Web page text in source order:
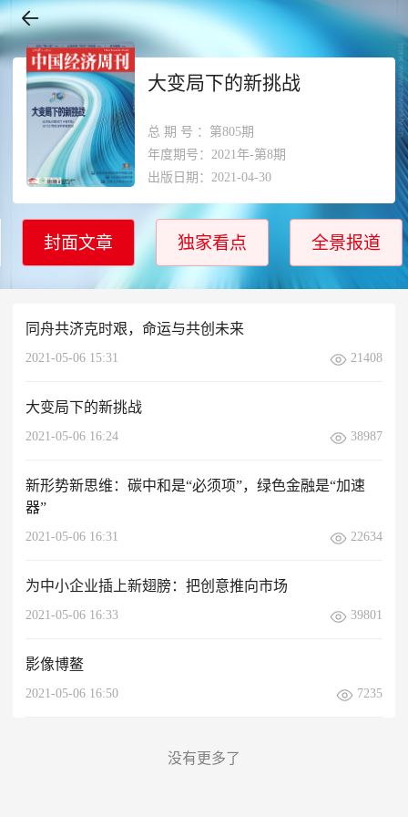
大变局下的新挑战
总期号 ：第805期
年度期号：2021年-第8期
出版日期：2021-04-30
封面文章 独家看点 全景报道
同舟共济克时艰，命运与共创未来
2021-05-06 15:31 21408
大变局下的新挑战
2021-05-06 16:24 38987
新形势新思维：碳中和是“必须项”，绿色金融是“加速
器”
2021-05-06 16:31 22634
为中小企业插上新翅膀：把创意推向市场
2021-05-06 16:33 39801
影像博鳌
2021-05-06 16:50 7235
没有更多了